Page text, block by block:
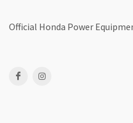
Official Honda Power